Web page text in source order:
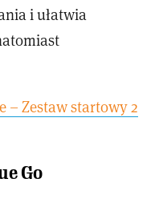
i ułatwia
– Zestaw startowy 2
Go